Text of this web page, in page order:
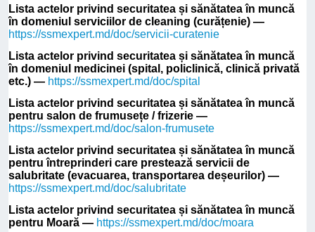
Lista actelor privind securitatea și sănătatea în muncă
în domeniul serviciilor de cleaning (curățenie) —
https://ssmexpert.md/doc/servicii-curatenie
Lista actelor privind securitatea și sănătatea în muncă
în domeniul medicinei (spital, policlinică, clinică privată
etc.) — https://ssmexpert.md/doc/spital
Lista actelor privind securitatea și sănătatea în muncă
pentru salon de frumusețe / frizerie —
https://ssmexpert.md/doc/salon-frumusete
Lista actelor privind securitatea și sănătatea în muncă
pentru întreprinderi care prestează servicii de
salubritate (evacuarea, transportarea deșeurilor) —
https://ssmexpert.md/doc/salubritate
Lista actelor privind securitatea și sănătatea în muncă
pentru Moară — https://ssmexpert.md/doc/moara